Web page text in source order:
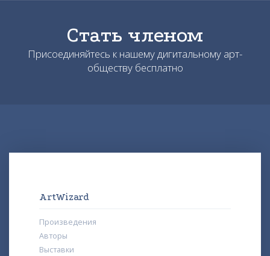
Стать членом
Присоединяйтесь к нашему дигитальному арт-
обществу бесплатно
ArtWizard
Произведения
Авторы
Выставки